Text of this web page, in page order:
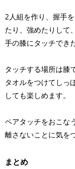
2人組を作り、握手
たり、強めたりして
手の膝にタッチでき
タッチする場所は膝
タオルをつけてしっ
しても楽しめます。
ペアタッチをおこな
離さないことに気を
まとめ